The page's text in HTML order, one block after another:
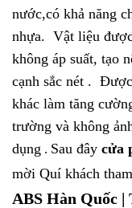
nước,có khả năng
nhựa. Vật liệu
không áp suất, tạo
cạnh sắc nét .
khác làm tăng
trường và không
dụng . Sau đây cửa
mời Quí khách
ABS Hàn Quốc